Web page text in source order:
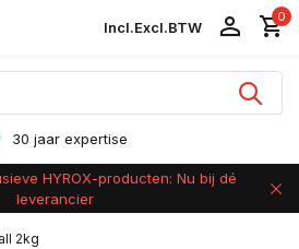
Incl.Excl.BTW
0
Achteraf betalen
HYROX-producten: Nu bij dé
leverancier
2kg